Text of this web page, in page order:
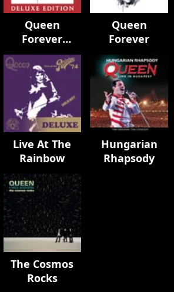
Queen
Forever
(version
Deluxe)
Queen
Forever
Live At The
Rainbow
Hungarian
Rhapsody
The Cosmos
Rocks